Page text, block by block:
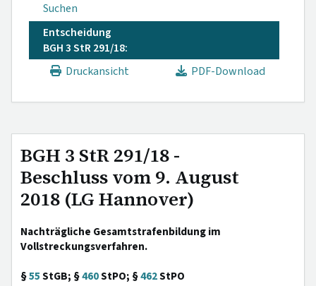
Suchen
Entscheidung
BGH 3 StR 291/18:
Druckansicht
PDF-Download
BGH 3 StR 291/18 -
Beschluss vom 9. August
2018 (LG Hannover)
Nachträgliche Gesamtstrafenbildung im
Vollstreckungsverfahren.
§55StGB; §460StPO; §462StPO